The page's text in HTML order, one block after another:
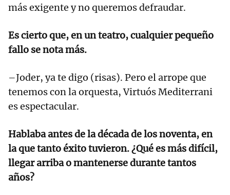
más exigente y no queremos defraudar.
Es cierto que, en un teatro, cualquier pequeño
fallo se nota más.
–Joder, ya te digo (risas). Pero el arrope que
tenemos con la orquesta, Virtuós Mediterrani
es espectacular.
Hablaba antes de la década de los noventa, en
la que tanto éxito tuvieron. ¿Qué es más difícil,
llegar arriba o mantenerse durante tantos
años?